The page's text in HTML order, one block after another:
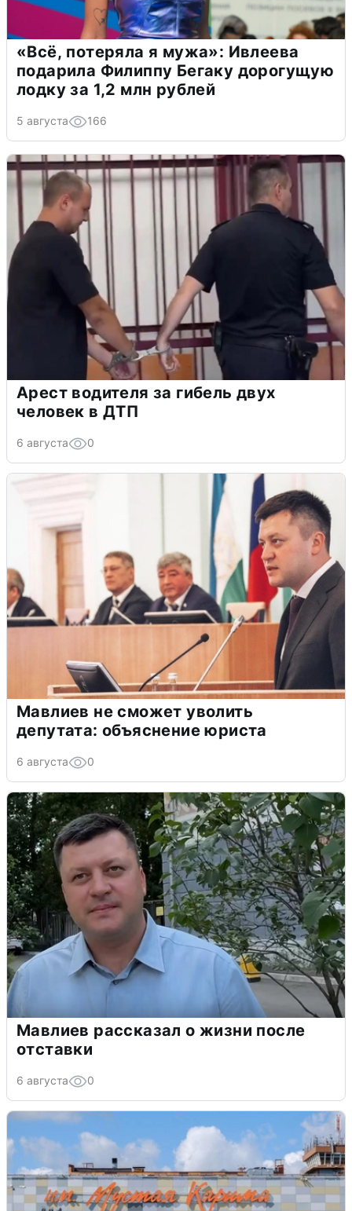
«Всё, потеряла я мужа»: Ивлеева
подарила Филиппу Бегаку дорогущую
лодку за 1,2 млн рублей
5 августа 166
Арест водителя за гибель двух
человек в ДТП
6 августа 0
Мавлиев не сможет уволить
депутата: объяснение юриста
6 августа 0
Мавлиев рассказал о жизни после
отставки
6 августа 0